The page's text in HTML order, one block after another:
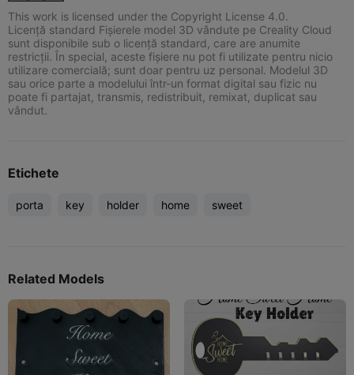
This work is licensed under the Copyright License 4.0.
Licență standard Fișierele model 3D vândute pe Creality Cloud
sunt disponibile sub o licență standard, care are anumite
restricții. În special, aceste fișiere nu pot fi utilizate pentru nicio
utilizare comercială; sunt doar pentru uz personal. Modelul 3D
sau orice parte a modelului într-un format digital sau fizic nu
poate fi partajat, transmis, redistribuit, remixat, duplicat sau
vândut.
Etichete
porta key holder home sweet
Related Models